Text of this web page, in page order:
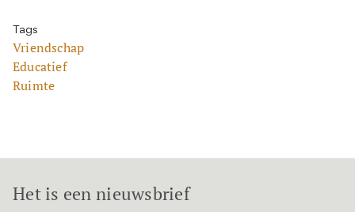
Tags
Vriendschap
Educatief
Ruimte
Het is een nieuwsbrief